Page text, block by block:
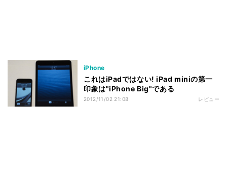
iPhone
これはiPadではない! iPad miniの第一
印象は"iPhone Big"である
2012/11/02 21:08 レビュー